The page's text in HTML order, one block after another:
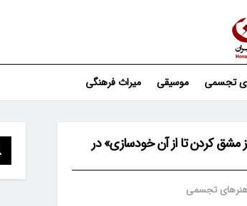
تجسمی موسیقی میراث فرهنگی
مشق کردن تا از آن خودسازی» در
تجسمی